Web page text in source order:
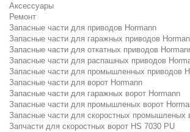
Аксессуары
Ремонт
Запасные части для приводов Hormann
Запасные части для гаражных приводов
Запасные части для откатных приводов
Запасные части для распашных приводов
Запасные части для промышленных приводов
Запасные части для ворот Hormann
Запасные части для гаражных ворот Hormann
Запасные части для промышленых ворот
Запасные части для скоростных промышленых
Запчасти для скоростных ворот HS 7030 PU